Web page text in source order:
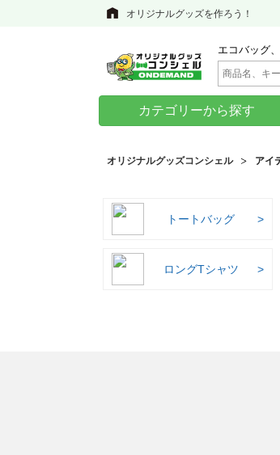
オリジナルグッズを作ろう！
エコバッグ
カテゴリーから探す
オリジナルグッズコンシェル アイ
トートバッグ
ロングTシャツ